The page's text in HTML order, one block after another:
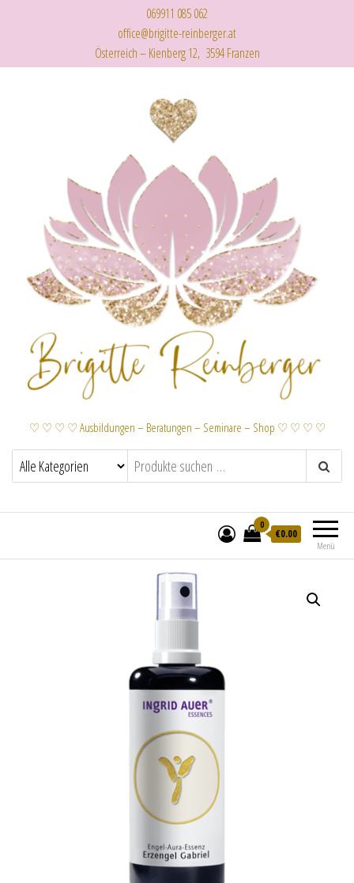
069911 085 062
office@brigitte-reinberger.at
Österreich – Kienberg 12, 3594 Franzen
♡ ♡ ♡ ♡ Ausbildungen – Beratungen – Seminare – Shop ♡ ♡ ♡ ♡
Menü
0
€0.00